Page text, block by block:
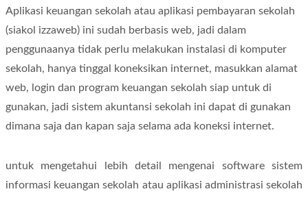
Aplikasi keuangan sekolah atau aplikasi pembayaran sekolah
(siakol izzaweb) ini sudah berbasis web, jadi dalam
penggunaanya tidak perlu melakukan instalasi di komputer
sekolah, hanya tinggal koneksikan internet, masukkan alamat
web, login dan program keuangan sekolah siap untuk di
gunakan, jadi sistem akuntansi sekolah ini dapat di gunakan
dimana saja dan kapan saja selama ada koneksi internet.
untuk mengetahui lebih detail mengenai software sistem
informasi keuangan sekolah atau aplikasi administrasi sekolah